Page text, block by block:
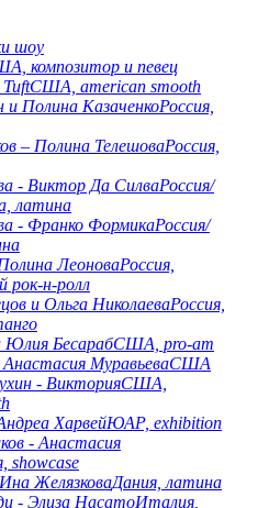
шоу
композитор и певец
США, american smooth
и Полина КазаченкоРоссия,
– Полина ТелешоваРоссия,
- Виктор Да СилваРоссия/
латина
- Франко ФормикаРоссия/
ЛеоноваРоссия,
рок-н-ролл
и Ольга НиколаеваРоссия,
БесарабСША, pro-am
МуравьеваСША
- ВикторияСША,
ХарвейЮАР, еxhibition
- Анастасия
showcase
ЖелязковаДания, латина
- Элиза НасатоИталия,